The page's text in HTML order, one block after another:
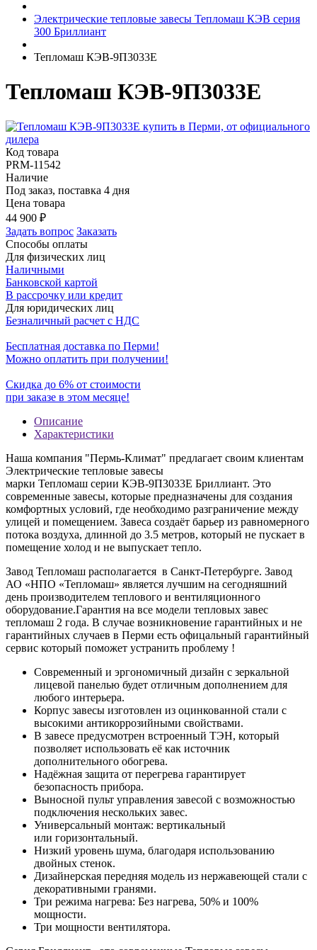
Электрические тепловые завесы Тепломаш КЭВ серия
300 Бриллиант
Тепломаш КЭВ-9П3033Е
Тепломаш КЭВ-9П3033Е
Код товара
PRM-11542
Наличие
Под заказ, поставка 4 дня
Цена товара
44 900 ₽
Задать вопрос Заказать
Способы оплаты
Для физических лиц
Наличными
Банковской картой
В рассрочку или кредит
Для юридических лиц
Безналичный расчет с НДС
Бесплатная доставка по Перми!
Можно оплатить при получении!
Скидка до 6% от стоимости
при заказе в этом месяце!
Описание
Характеристики
Наша компания "Пермь-Климат" предлагает своим клиентам
Электрические тепловые завесы
марки Тепломаш серии КЭВ-9П3033Е Бриллиант. Это
современные завесы, которые предназначены для создания
комфортных условий, где необходимо разграничение между
улицей и помещением. Завеса создаёт барьер из равномерного
потока воздуха, длинной до 3.5 метров, который не пускает в
помещение холод и не выпускает тепло.
Завод Тепломаш располагается в Санкт-Петербурге. Завод
АО «НПО «Тепломаш» является лучшим на сегодняшний
день производителем теплового и вентиляционного
оборудование.Гарантия на все модели тепловых завес
тепломаш 2 года. В случае возникновение гарантийных и не
гарантийных случаев в Перми есть офицальный гарантийный
сервис который поможет устранить проблему !
Современный и эргономичный дизайн с зеркальной
лицевой панелью будет отличным дополнением для
любого интерьера.
Корпус завесы изготовлен из оцинкованной стали с
высокими антикоррозийными свойствами.
В завесе предусмотрен встроенный ТЭН, который
позволяет использовать её как источник
дополнительного обогрева.
Надёжная защита от перегрева гарантирует
безопасность прибора.
Выносной пульт управления завесой с возможностью
подключения нескольких завес.
Универсальный монтаж: вертикальный
или горизонтальный.
Низкий уровень шума, благодаря использованию
двойных стенок.
Дизайнерская передняя модель из нержавеющей стали с
декоративными гранями.
Три режима нагрева: Без нагрева, 50% и 100%
мощности.
Три мощности вентилятора.